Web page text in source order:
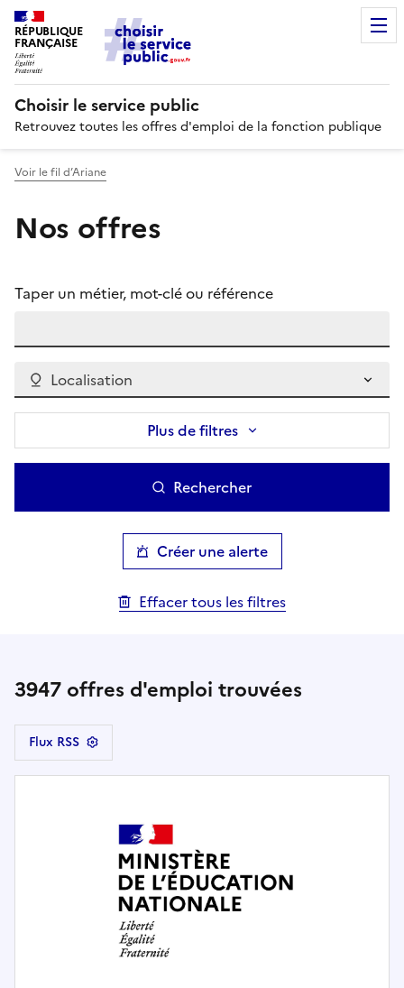
RÉPUBLIQUE
FRANÇAISE
Choisir le service public
Retrouvez toutes les offres d'emploi de la fonction publique
Voir le fil d’Ariane
Nos offres
Taper un métier, mot-clé ou référence
Localisation
Plus de filtres
Rechercher
Créer une alerte
Effacer tous les filtres
3947 offres d'emploi trouvées
Flux RSS